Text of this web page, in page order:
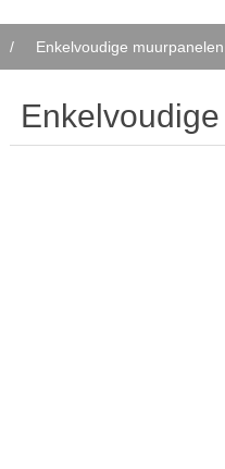
/ Enkelvoudige